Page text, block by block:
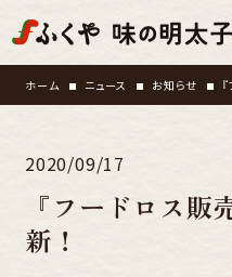
ホーム ニュース お知らせ
2020/09/17
『フードロス
新！